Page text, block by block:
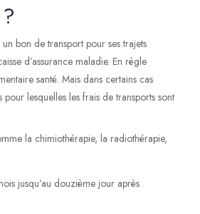
bon de transport pour ses trajets
d’assurance maladie. En règle
santé. Mais dans certains cas
lesquelles les frais de transports sont
la chimiothérapie, la radiothérapie,
jusqu’au douzième jour après